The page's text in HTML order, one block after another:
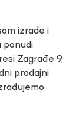
izrade i
ponudi
Zagrađe 9,
prodajni